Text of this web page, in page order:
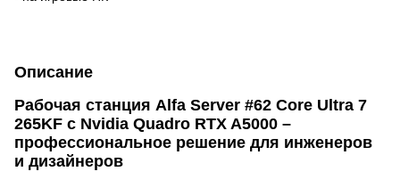
Описание
Рабочая станция Alfa Server #62 Core Ultra 7
265KF с Nvidia Quadro RTX A5000 –
профессиональное решение для инженеров
и дизайнеров